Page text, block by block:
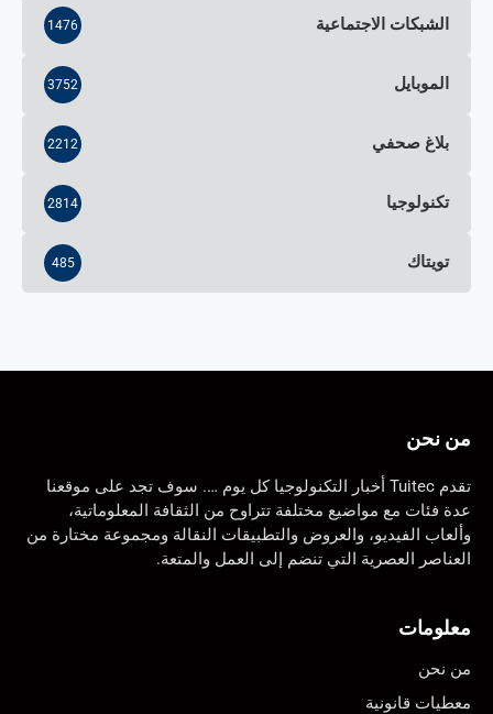
الشبكات الاجتماعية 1476
الموبايل 3752
بلاغ صحفي 2212
تكنولوجيا 2814
تويتاك 485
من نحن
تقدم Tuitec أخبار التكنولوجيا كل يوم …. سوف تجد على موقعنا
عدة فئات مع مواضيع مختلفة تتراوح من الثقافة المعلوماتية،
وألعاب الفيديو، والعروض والتطبيقات النقالة ومجموعة مختارة من
العناصر العصرية التي تنضم إلى العمل والمتعة.
معلومات
من نحن
معطيات قانونية